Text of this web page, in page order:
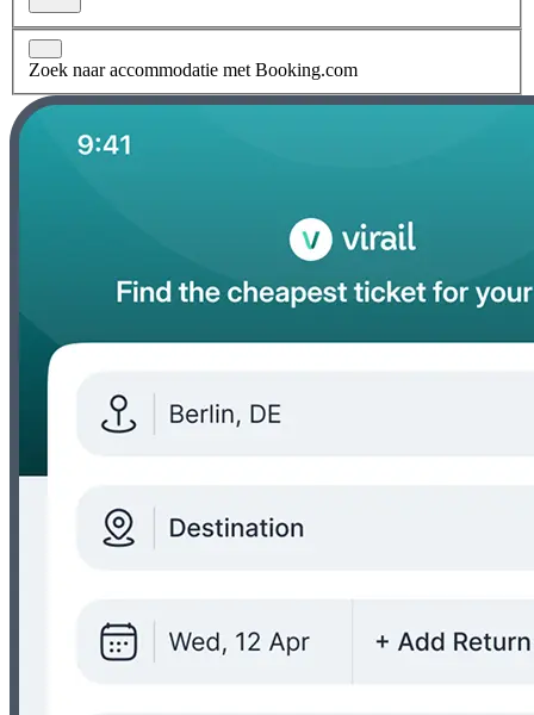
Zoek naar accommodatie met Booking.com